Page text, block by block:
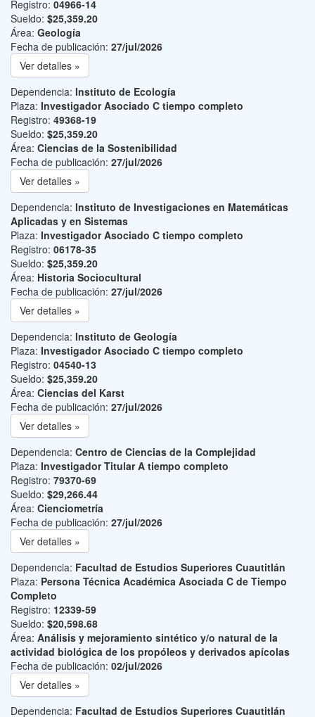
Registro: 04966-14
Sueldo: $25,359.20
Área: Geología
Fecha de publicación: 27/jul/2026
Ver detalles »
Dependencia: Instituto de Ecología
Plaza: Investigador Asociado C tiempo completo
Registro: 49368-19
Sueldo: $25,359.20
Área: Ciencias de la Sostenibilidad
Fecha de publicación: 27/jul/2026
Ver detalles »
Dependencia: Instituto de Investigaciones en Matemáticas
Aplicadas y en Sistemas
Plaza: Investigador Asociado C tiempo completo
Registro: 06178-35
Sueldo: $25,359.20
Área: Historia Sociocultural
Fecha de publicación: 27/jul/2026
Ver detalles »
Dependencia: Instituto de Geología
Plaza: Investigador Asociado C tiempo completo
Registro: 04540-13
Sueldo: $25,359.20
Área: Ciencias del Karst
Fecha de publicación: 27/jul/2026
Ver detalles »
Dependencia: Centro de Ciencias de la Complejidad
Plaza: Investigador Titular A tiempo completo
Registro: 79370-69
Sueldo: $29,266.44
Área: Cienciometría
Fecha de publicación: 27/jul/2026
Ver detalles »
Dependencia: Facultad de Estudios Superiores Cuautitlán
Plaza: Persona Técnica Académica Asociada C de Tiempo
Completo
Registro: 12339-59
Sueldo: $20,598.68
Área: Análisis y mejoramiento sintético y/o natural de la
actividad biológica de los propóleos y derivados apícolas
Fecha de publicación: 02/jul/2026
Ver detalles »
Dependencia: Facultad de Estudios Superiores Cuautitlán